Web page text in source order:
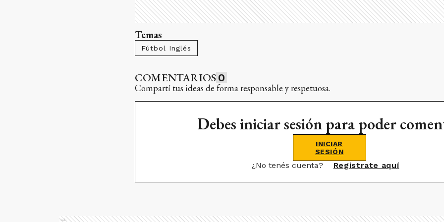
Temas
Fútbol Inglés
COMENTARIOS 0
Compartí tus ideas de forma responsable y respetuosa.
Debes iniciar sesión para poder
INICIAR
SESIÓN
¿No tenés cuenta? Registrate aquí
Ads